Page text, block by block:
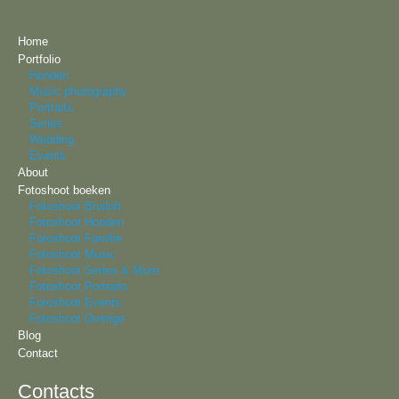
Home
Portfolio
Honden
Music photography
Portraits
Series
Wedding
Events
About
Fotoshoot boeken
Fotoshoot Bruiloft
Fotoshoot Honden
Fotoshoot Familie
Fotoshoot Music
Fotoshoot Series & More
Fotoshoot Portraits
Fotoshoot Events
Fotoshoot Overige
Blog
Contact
Contacts